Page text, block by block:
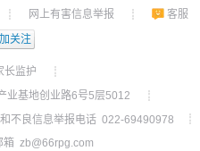
┊ 网上有害信息举报 ┊
客服
加关注
长监护
┊
业基地创业路6号5层5012
┊
不良信息举报电话 022-69490978
┊
箱 zb@66rpg.com